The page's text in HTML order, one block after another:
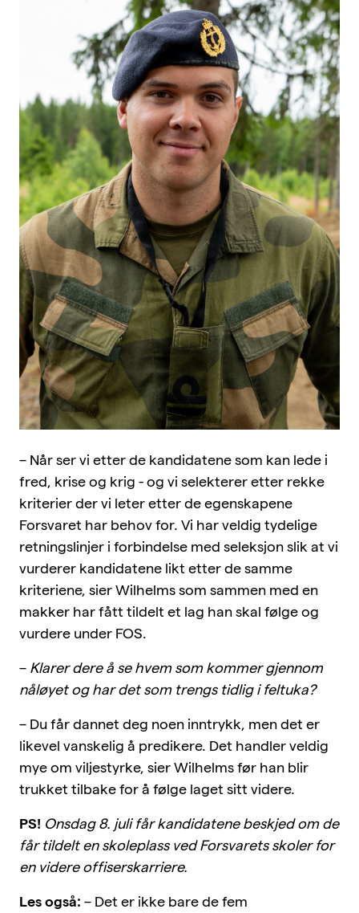
– Når ser vi etter de kandidatene som kan lede i
fred, krise og krig - og vi selekterer etter rekke
kriterier der vi leter etter de egenskapene
Forsvaret har behov for. Vi har veldig tydelige
retningslinjer i forbindelse med seleksjon slik at vi
vurderer kandidatene likt etter de samme
kriteriene, sier Wilhelms som sammen med en
makker har fått tildelt et lag han skal følge og
vurdere under FOS.
– Klarer dere å se hvem som kommer gjennom
nåløyet og har det som trengs tidlig i feltuka?
– Du får dannet deg noen inntrykk, men det er
likevel vanskelig å predikere. Det handler veldig
mye om viljestyrke, sier Wilhelms før han blir
trukket tilbake for å følge laget sitt videre.
PS! Onsdag 8. juli får kandidatene beskjed om de
får tildelt en skoleplass ved Forsvarets skoler for
en videre offiserskarriere.
Les også: – Det er ikke bare de fem